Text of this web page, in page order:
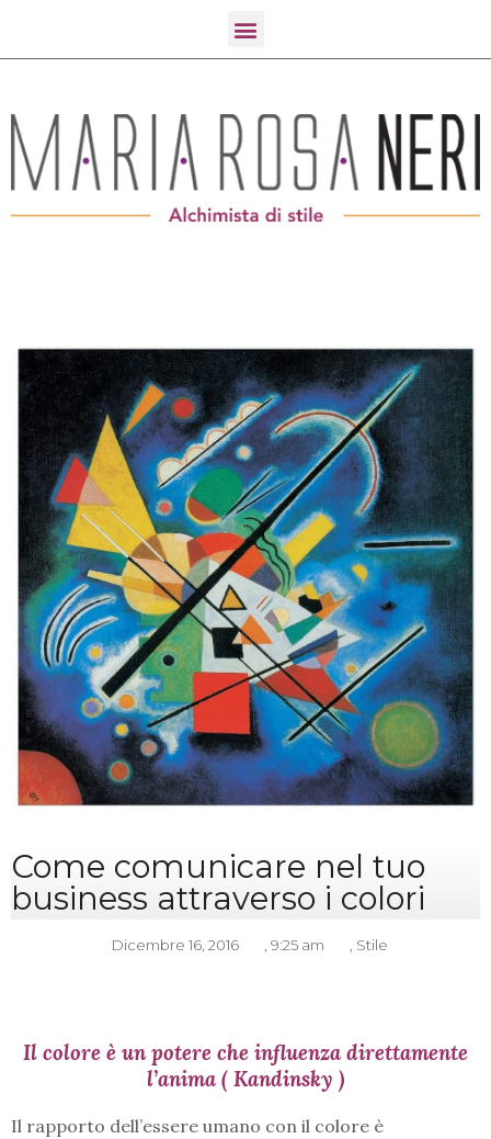
Come comunicare nel tuo
business attraverso i colori
Dicembre 16, 2016 9:25 am Stile
Il colore è un potere che influenza direttamente
l’anima ( Kandinsky )
Il rapporto dell’essere umano con il colore è